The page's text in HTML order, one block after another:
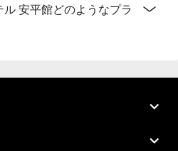
安平館どのようなプラ